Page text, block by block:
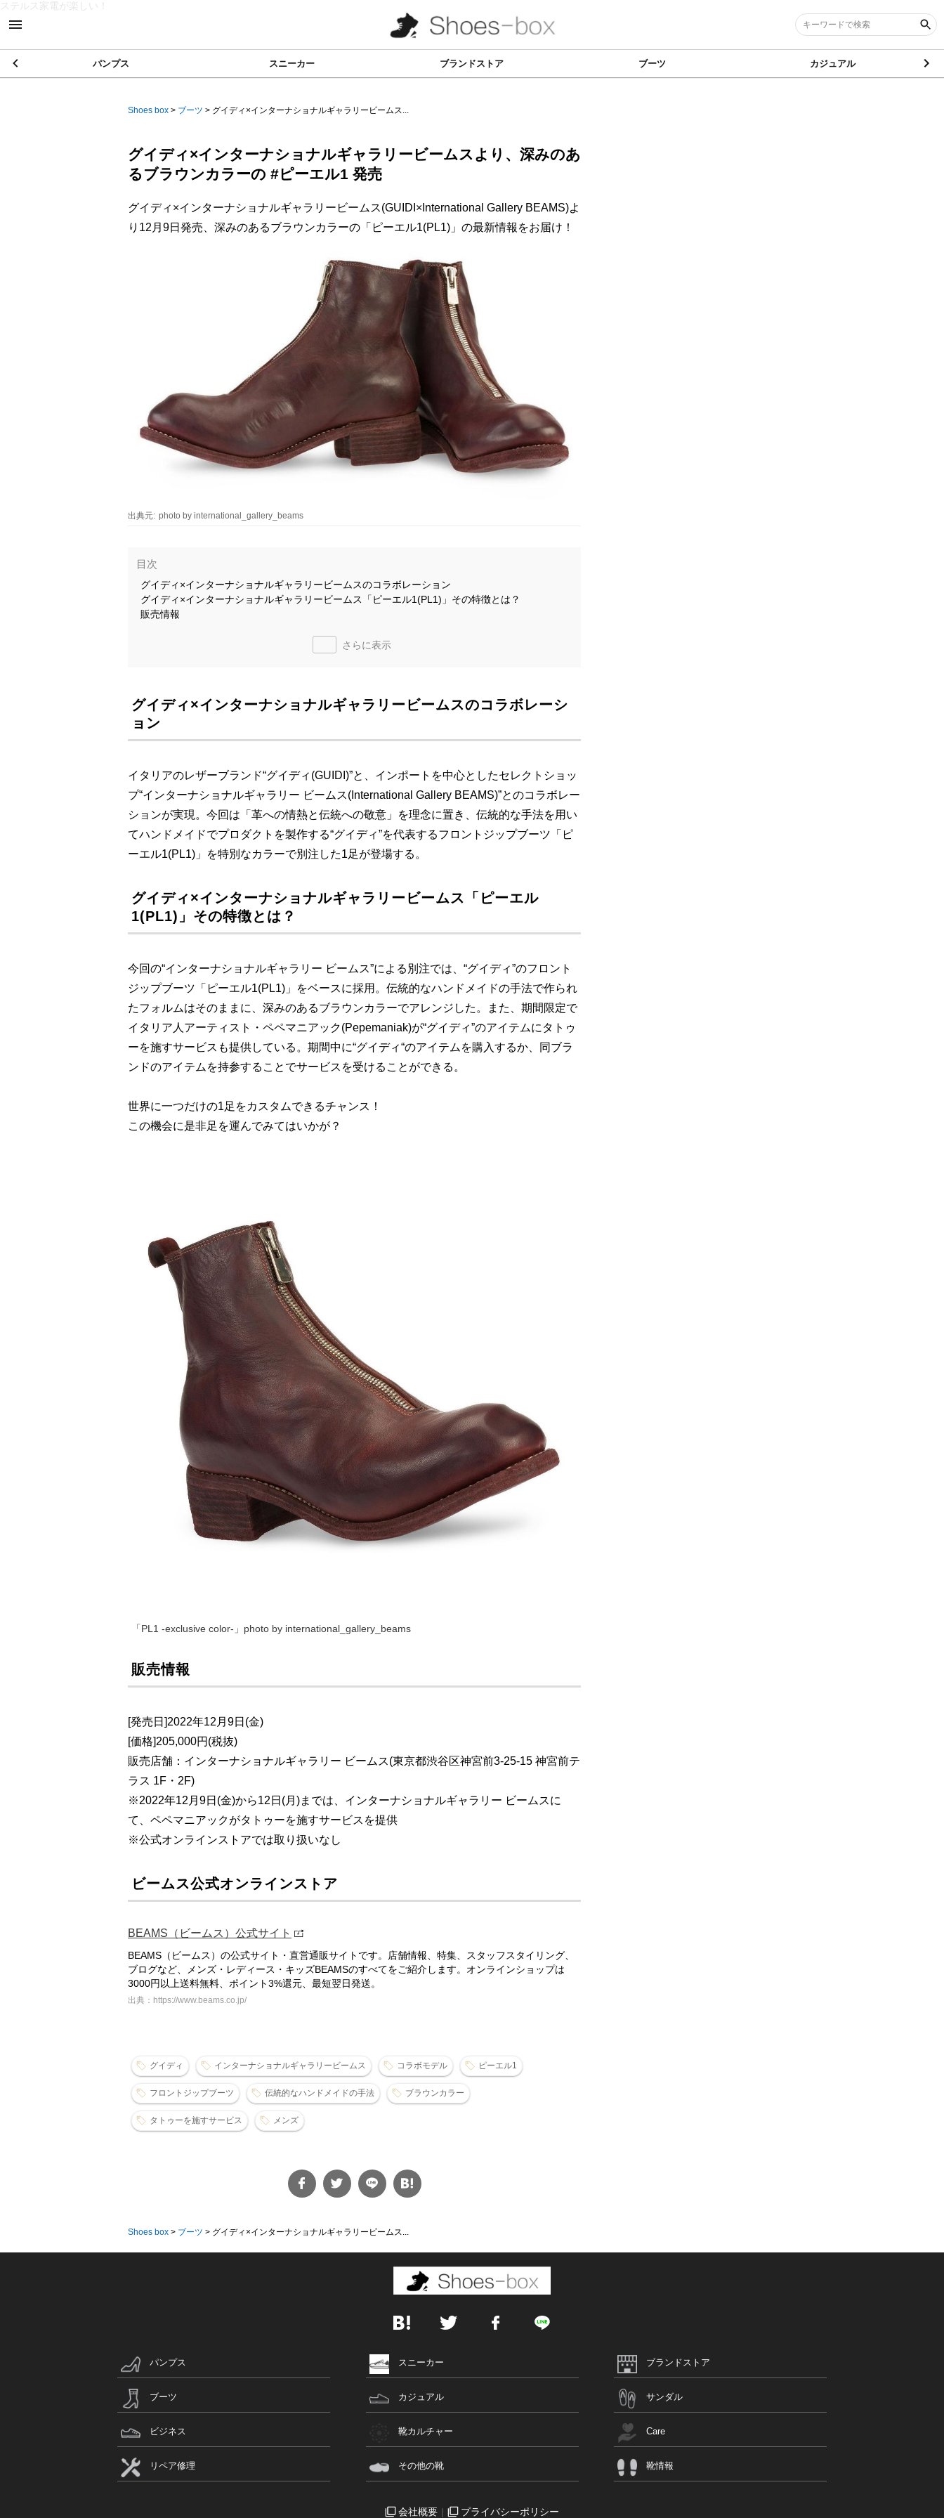
ステルス家電が楽しい！
パンプス スニーカー ブランドストア ブーツ カジュアル
Shoes box > ブーツ > グイディ×インターナショナルギャラリービームス...
グイディ×インターナショナルギャラリービームスより、深みのあ
るブラウンカラーの #ピーエル1 発売
グイディ×インターナショナルギャラリービームス(GUIDI×International Gallery BEAMS)よ
り12月9日発売、深みのあるブラウンカラーの「ピーエル1(PL1)」の最新情報をお届け！
出典元: photo by international_gallery_beams
目次
グイディ×インターナショナルギャラリービームスのコラボレーション
グイディ×インターナショナルギャラリービームス「ピーエル1(PL1)」その特徴とは？
販売情報
さらに表示
グイディ×インターナショナルギャラリービームスのコラボレーシ
ョン
イタリアのレザーブランド“グイディ(GUIDI)”と、インポートを中心としたセレクトショッ
プ“インターナショナルギャラリー ビームス(International Gallery BEAMS)”とのコラボレー
ションが実現。今回は「革への情熱と伝統への敬意」を理念に置き、伝統的な手法を用い
てハンドメイドでプロダクトを製作する“グイディ”を代表するフロントジップブーツ「ピ
ーエル1(PL1)」を特別なカラーで別注した1足が登場する。
グイディ×インターナショナルギャラリービームス「ピーエル
1(PL1)」その特徴とは？
今回の“インターナショナルギャラリー ビームス”による別注では、“グイディ”のフロント
ジップブーツ「ピーエル1(PL1)」をベースに採用。伝統的なハンドメイドの手法で作られ
たフォルムはそのままに、深みのあるブラウンカラーでアレンジした。また、期間限定で
イタリア人アーティスト・ペペマニアック(Pepemaniak)が“グイディ”のアイテムにタトゥ
ーを施すサービスも提供している。期間中に“グイディ“のアイテムを購入するか、同ブラ
ンドのアイテムを持参することでサービスを受けることができる。
世界に一つだけの1足をカスタムできるチャンス！
この機会に是非足を運んでみてはいかが？
「PL1 -exclusive color-」photo by international_gallery_beams
販売情報
[発売日]2022年12月9日(金)
[価格]205,000円(税抜)
販売店舗：インターナショナルギャラリー ビームス(東京都渋谷区神宮前3-25-15 神宮前テ
ラス 1F・2F)
※2022年12月9日(金)から12日(月)までは、インターナショナルギャラリー ビームスに
て、ペペマニアックがタトゥーを施すサービスを提供
※公式オンラインストアでは取り扱いなし
ビームス公式オンラインストア
BEAMS（ビームス）公式サイト
BEAMS（ビームス）の公式サイト・直営通販サイトです。店舗情報、特集、スタッフスタイリング、
ブログなど、メンズ・レディース・キッズBEAMSのすべてをご紹介します。オンラインショップは
3000円以上送料無料、ポイント3%還元、最短翌日発送。
出典：https://www.beams.co.jp/
グイディ インターナショナルギャラリービームス コラボモデル ピーエル1
フロントジップブーツ 伝統的なハンドメイドの手法 ブラウンカラー
タトゥーを施すサービス メンズ
Shoes box > ブーツ > グイディ×インターナショナルギャラリービームス...
パンプス スニーカー ブランドストア
ブーツ カジュアル サンダル
ビジネス 靴カルチャー Care
リペア修理 その他の靴 靴情報
会社概要 プライバシーポリシー